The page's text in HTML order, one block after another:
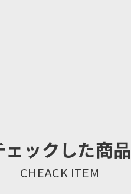
ェックした商品